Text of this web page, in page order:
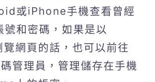
或iPhone手機查看曾經
號和密碼，如果是以
網頁的話，也可以前往
管理員，管理儲存在手機